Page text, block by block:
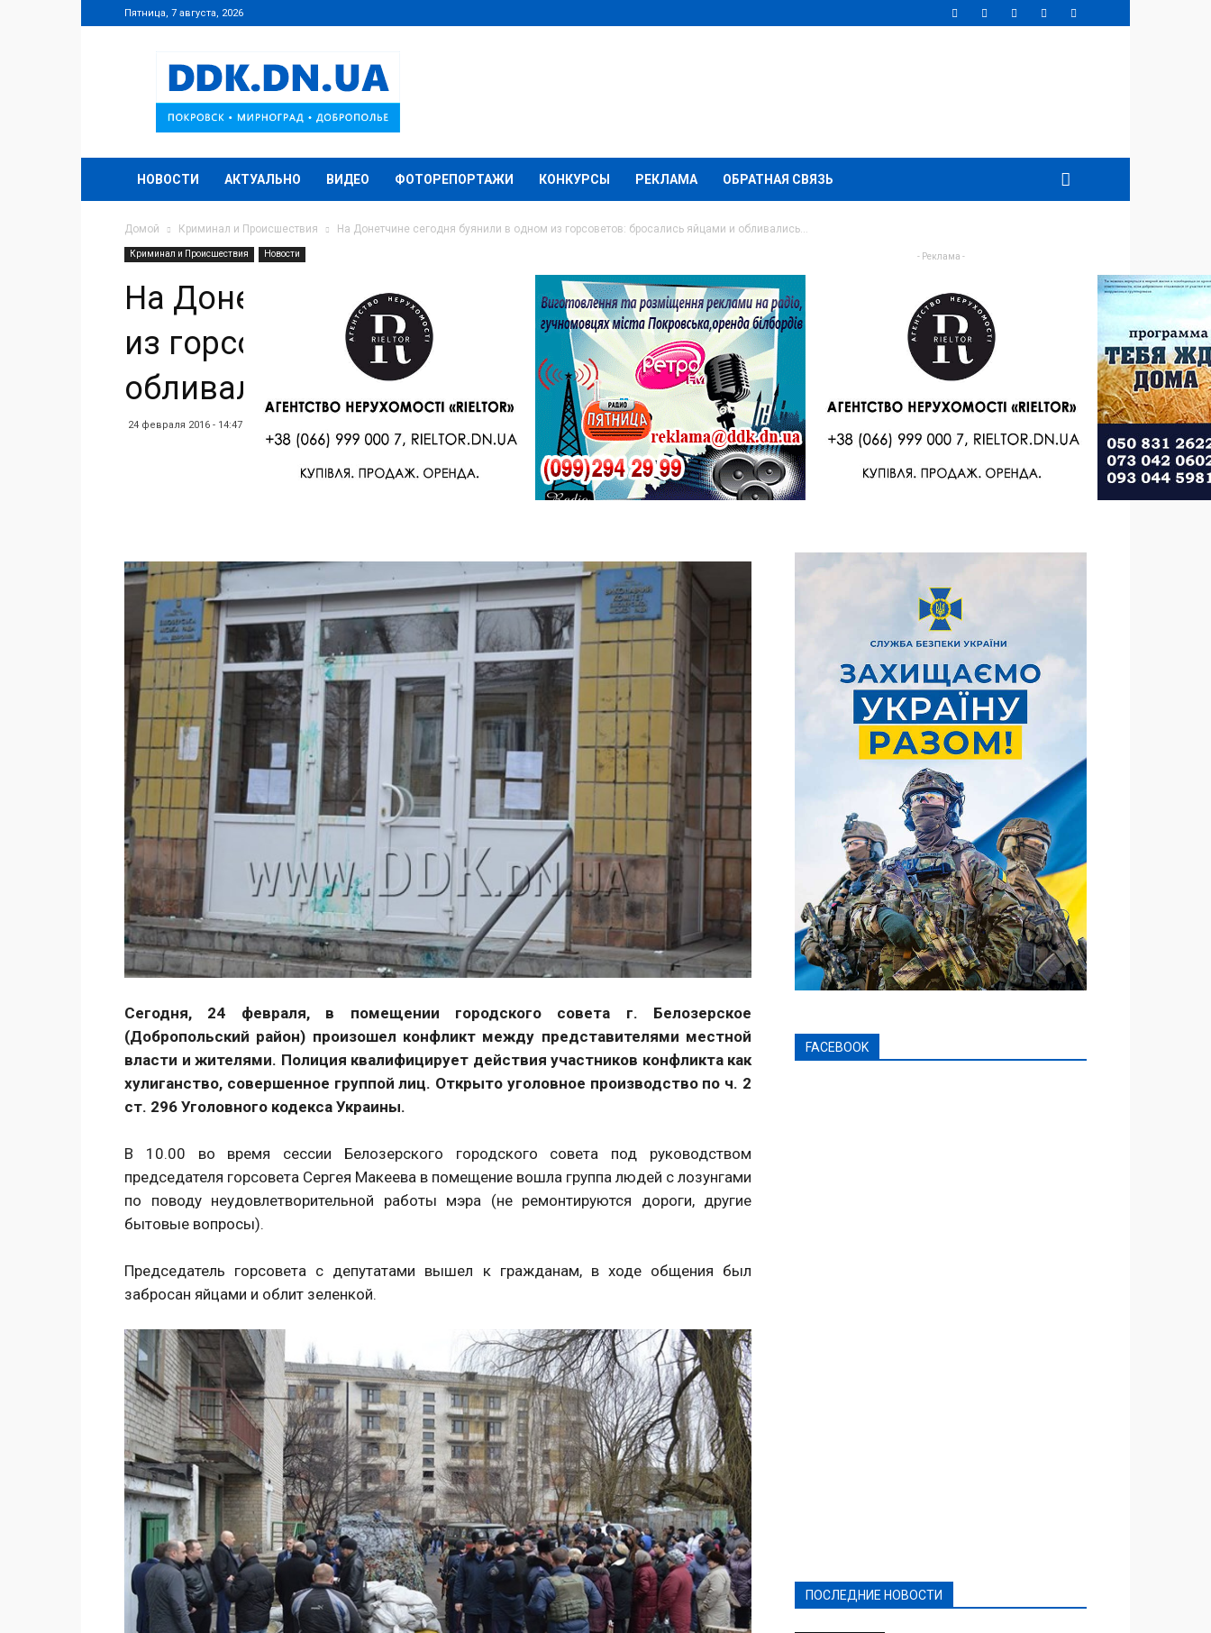
Пятница, 7 августа, 2026
DDK.DN.UA
НОВОСТИ АКТУАЛЬНО ВИДЕО ФОТОРЕПОРТАЖИ КОНКУРСЫ РЕКЛАМА ОБРАТНАЯ СВЯЗЬ
Домой Криминал и Происшествия На Донетчине сегодня буянили в одном из горсоветов: бросались яйцами и обливались...
Криминал и Происшествия Новости
На Донетчине сегодня буянили в одном
из горсоветов: бросались яйцами и
обливались зеленкой
24 февраля 2016 - 14:47
Сегодня, 24 февраля, в помещении городского совета г. Белозерское
(Добропольский район) произошел конфликт между представителями местной
власти и жителями. Полиция квалифицирует действия участников конфликта как
хулиганство, совершенное группой лиц. Открыто уголовное производство по ч. 2
ст. 296 Уголовного кодекса Украины.
В 10.00 во время сессии Белозерского городского совета под руководством
председателя горсовета Сергея Макеева в помещение вошла группа людей с лозунгами
по поводу неудовлетворительной работы мэра (не ремонтируются дороги, другие
бытовые вопросы).
Председатель горсовета с депутатами вышел к гражданам, в ходе общения был
забросан яйцами и облит зеленкой.
- Реклама -
FACEBOOK
ПОСЛЕДНИЕ НОВОСТИ